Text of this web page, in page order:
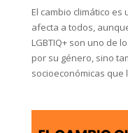
El cambio climático
afecta a todos,
LGBTIQ+ son uno de
por su género, sino
socioeconómicas que